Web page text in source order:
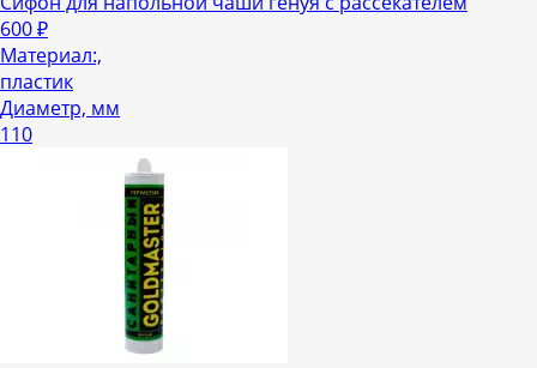
600₽
Материал:,
пластик
Диаметр, мм
110